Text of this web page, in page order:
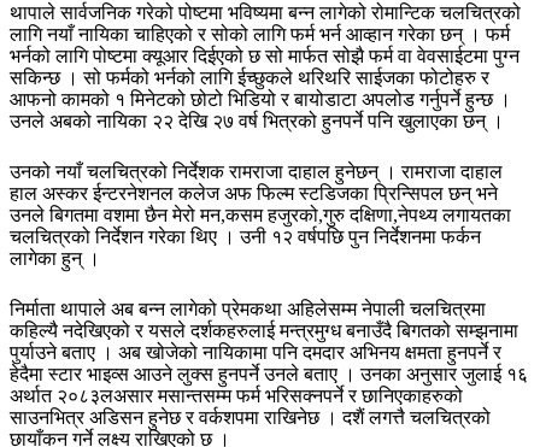
थापाले सार्वजनिक गरेको पोष्टमा भविष्यमा बन्न लागेको रोमान्टिक चलचित्रको
लागि नयाँ नायिका चाहिएको र सोको लागि फर्म भर्न आव्हान गरेका छन् । फर्म
भर्नको लागि पोष्टमा क्यूआर दिईएको छ सो मार्फत सोझै फर्म वा वेवसाईटमा पुग्न
सकिन्छ । सो फर्मको भर्नको लागि ईच्छुकले थरिथरि साईजका फोटोहरु र
आफनो कामको १ मिनेटको छोटो भिडियो र बायोडाटा अपलोड गर्नुपर्ने हुन्छ ।
उनले अबको नायिका २२ देखि २७ वर्ष भित्रको हुनपर्ने पनि खुलाएका छन् ।
उनको नयाँ चलचित्रको निर्देशक रामराजा दाहाल हुनेछन् । रामराजा दाहाल
हाल अस्कर ईन्टरनेशनल कलेज अफ फिल्म स्टडिजका प्रिन्सिपल छन् भने
उनले बिगतमा वशमा छैन मेरो मन,कसम हजुरको,गुरु दक्षिणा,नेपथ्य लगायतका
चलचित्रको निर्देशन गरेका थिए । उनी १२ वर्षपछि पुन निर्देशनमा फर्कन
लागेका हुन् ।
निर्माता थापाले अब बन्न लागेको प्रेमकथा अहिलेसम्म नेपाली चलचित्रमा
कहिल्यै नदेखिएको र यसले दर्शकहरुलाई मन्त्रमुग्ध बनाउँदै बिगतको सम्झनामा
पुर्याउने बताए । अब खोजेको नायिकामा पनि दमदार अभिनय क्षमता हुनपर्ने र
हेदैमा स्टार भाइव्स आउने लुक्स हुनपर्ने उनले बताए । उनका अनुसार जुलाई १६
अर्थात २०८३लअसार मसान्तसम्म फर्म भरिसक्नपर्ने र छानिएकाहरुको
साउनभित्र अडिसन हुनेछ र वर्कशपमा राखिनेछ । दशैं लगत्तै चलचित्रको
छायाँकन गर्ने लक्ष्य राखिएको छ ।